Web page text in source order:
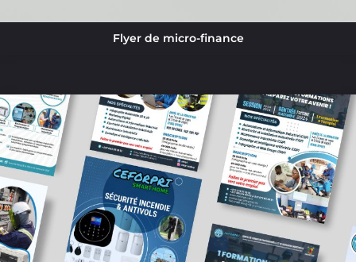
Flyer de micro-finance